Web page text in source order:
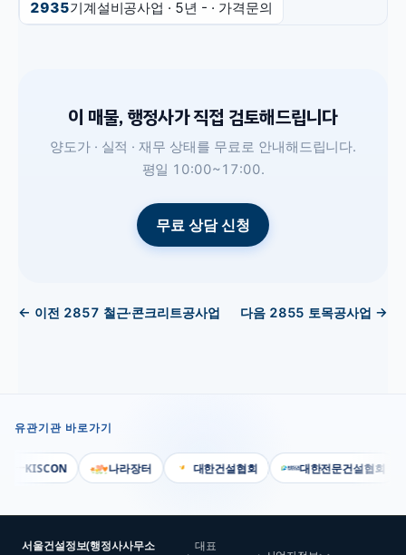
2935기계설비공사업 · 5년 - · 가격문의
이 매물, 행정사가 직접 검토해드립니다
양도가 · 실적 · 재무 상태를 무료로 안내해드립니다.
평일 10:00~17:00.
무료 상담 신청
← 이전 2857 철근·콘크리트공사업 다음 2855 토목공사업 →
유관기관 바로가기
KISCON 나라장터 대한건설협회 대한전문건설협회
서울건설정보(행정사사무소 대표